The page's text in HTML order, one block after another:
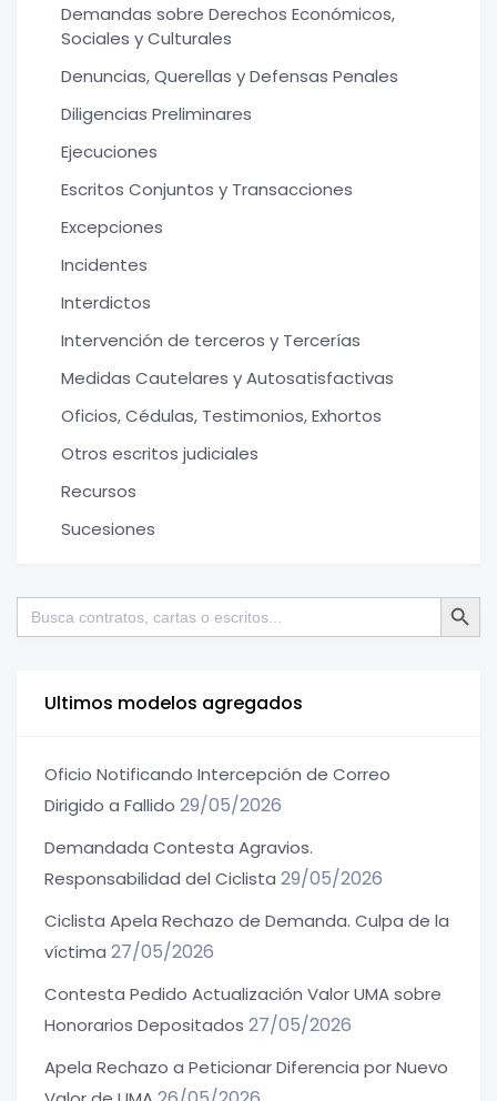
Demandas sobre Derechos Económicos,
Sociales y Culturales
Denuncias, Querellas y Defensas Penales
Diligencias Preliminares
Ejecuciones
Escritos Conjuntos y Transacciones
Excepciones
Incidentes
Interdictos
Intervención de terceros y Tercerías
Medidas Cautelares y Autosatisfactivas
Oficios, Cédulas, Testimonios, Exhortos
Otros escritos judiciales
Recursos
Sucesiones
Buscar: Botón de
Ultimos modelos agregados
Oficio Notificando Intercepción de Correo
Dirigido a Fallido 29/05/2026
Demandada Contesta Agravios.
Responsabilidad del Ciclista 29/05/2026
Ciclista Apela Rechazo de Demanda. Culpa de la
víctima 27/05/2026
Contesta Pedido Actualización Valor UMA sobre
Honorarios Depositados 27/05/2026
Apela Rechazo a Peticionar Diferencia por Nuevo